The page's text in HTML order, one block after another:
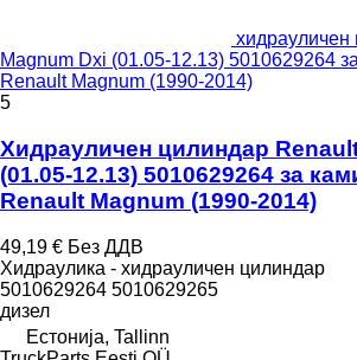
Magnum Dxi (01.05-12.13) 5010629264
Renault Magnum (1990-2014)
5
Хидрауличен цилиндар
(01.05-12.13) 5010629264 за
Renault Magnum (1990-2014)
49,19 € Без ДДВ
Хидраулика - хидрауличен цилиндар
5010629264 5010629265
дизел
Естонија, Tallinn